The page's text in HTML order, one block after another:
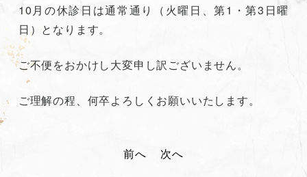
10月の休診日は通常通り（火曜日、第1・第3日曜
日）となります。
ご不便をおかけし大変申し訳ございません。
ご理解の程、何卒よろしくお願いいたします。
前へ 次へ